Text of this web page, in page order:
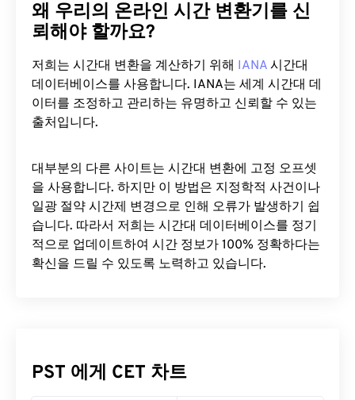
왜 우리의 온라인 시간 변환기를 신
뢰해야 할까요?
저희는 시간대 변환을 계산하기 위해 IANA 시간대
데이터베이스를 사용합니다. IANA는 세계 시간대 데
이터를 조정하고 관리하는 유명하고 신뢰할 수 있는
출처입니다.
대부분의 다른 사이트는 시간대 변환에 ​​고정 오프셋
을 사용합니다. 하지만 이 방법은 지정학적 사건이나
일광 절약 시간제 변경으로 인해 오류가 발생하기 쉽
습니다. 따라서 저희는 시간대 데이터베이스를 정기
적으로 업데이트하여 시간 정보가 100% 정확하다는
확신을 드릴 수 있도록 노력하고 있습니다.
PST 에게 CET 차트